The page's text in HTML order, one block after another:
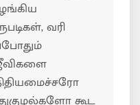
வரி
கூட